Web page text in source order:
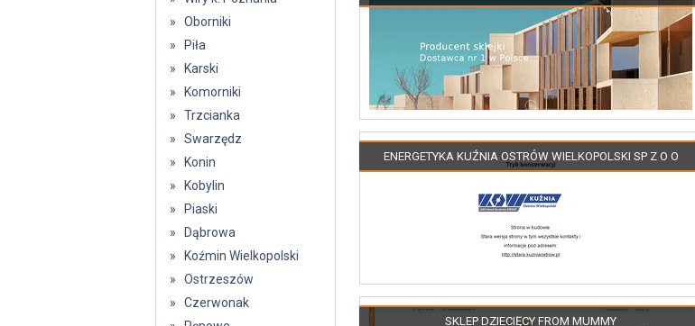
» Oborniki
» Piła
» Karski
» Komorniki
» Trzcianka
» Swarzędz
» Konin
» Kobylin
» Piaski
» Dąbrowa
» Koźmin Wielkopolski
» Ostrzeszów
» Czerwonak
ENERGETYKA KUŹNIA OSTRÓW WIELKOPOLSKI SP Z O O
SKLEP DZIECIĘCY FROM MUMMY